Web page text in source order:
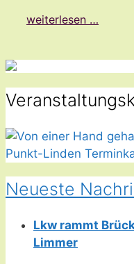
weiterlesen …
Neueste
Lkw rammt
Limmer